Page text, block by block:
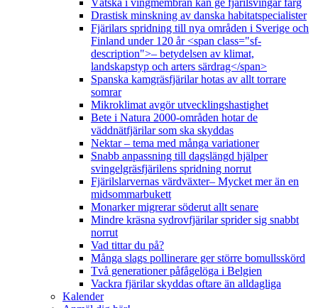
Drastisk minskning av danska habitatspecialister
Fjärilars spridning till nya områden i Sverige och
Finland under 120 år <span class="sf-
description">– betydelsen av klimat,
landskapstyp och arters särdrag</span>
Spanska kamgräsfjärilar hotas av allt torrare
somrar
Mikroklimat avgör utvecklingshastighet
Bete i Natura 2000-områden hotar de
väddnätfjärilar som ska skyddas
Nektar – tema med många variationer
Snabb anpassning till dagslängd hjälper
svingelgräsfjärilens spridning norrut
Fjärilslarvernas värdväxter– Mycket mer än en
midsommarbukett
Monarker migrerar söderut allt senare
Mindre kräsna sydrovfjärilar sprider sig snabbt
norrut
Vad tittar du på?
Många slags pollinerare ger större bomullsskörd
Två generationer påfågelöga i Belgien
Vackra fjärilar skyddas oftare än alldagliga
Kalender